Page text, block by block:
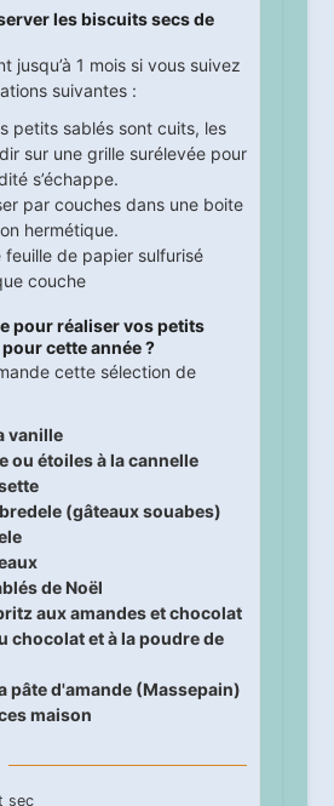
les biscuits secs de
jusqu’à 1 mois si vous suivez
suivantes :
petits sablés sont cuits, les
sur une grille surélevée pour
s’échappe.
par couches dans une boite
hermétique.
feuille de papier sulfurisé
couche
pour réaliser vos petits
cette année ?
cette sélection de
vanille
ou étoiles à la cannelle
(gâteaux souabes)
de Noël
aux amandes et chocolat
chocolat et à la poudre de
pâte d'amande (Massepain)
maison
sec